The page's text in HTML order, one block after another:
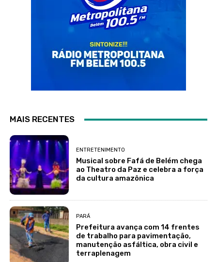
MAIS RECENTES
ENTRETENIMENTO
Musical sobre Fafá de Belém chega
ao Theatro da Paz e celebra a força
da cultura amazônica
PARÁ
Prefeitura avança com 14 frentes
de trabalho para pavimentação,
manutenção asfáltica, obra civil e
terraplenagem